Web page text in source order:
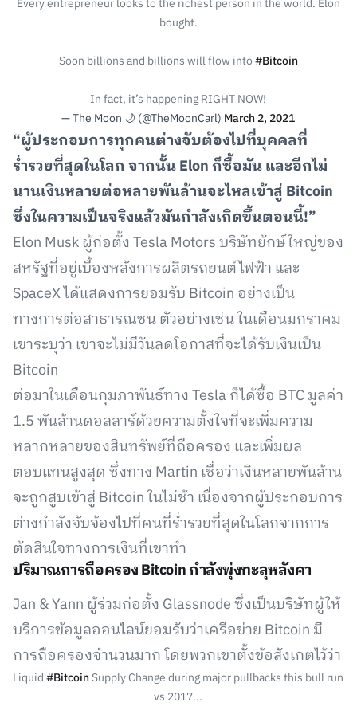
bought.
Soon billions and billions will flow into#Bitcoin
In fact, it’s happening RIGHT NOW!
— The Moon 🌙 (@TheMoonCarl) March 2, 2021
“ผู้ประกอบการทุกคนต่างจับต้องไปที่บุคคลที่
ร่ำรวยที่สุดในโลก จากนั้น Elon ก็ซื้อมัน และอีกไม่
นานเงินหลายต่อหลายพันล้านจะไหลเข้าสู่ Bitcoin
ซึ่งในความเป็นจริงแล้วมันกำลังเกิดขึ้นตอนนี้!”
Elon Musk ผู้ก่อตั้ง Tesla Motors บริษัทยักษ์ใหญ่ของ
สหรัฐที่อยู่เบื้องหลังการผลิตรถยนต์ไฟฟ้า และ
SpaceX ได้แสดงการยอมรับ Bitcoin อย่างเป็น
ทางการต่อสาธารณชน ตัวอย่างเช่น ในเดือนมกราคม
เขาระบุว่า เขาจะไม่มีวันลดโอกาสที่จะได้รับเงินเป็น
Bitcoin
ต่อมาในเดือนกุมภาพันธ์ทาง Tesla ก็ได้ซื้อ BTC มูลค่า
1.5 พันล้านดอลลาร์ด้วยความตั้งใจที่จะเพิ่มความ
หลากหลายของสินทรัพย์ที่ถือครอง และเพิ่มผล
ตอบแทนสูงสุด ซึ่งทาง Martin เชื่อว่าเงินหลายพันล้าน
จะถูกสูบเข้าสู่ Bitcoin ในไม่ช้า เนื่องจากผู้ประกอบการ
ต่างกำลังจับจ้องไปที่คนที่ร่ำรวยที่สุดในโลกจากการ
ตัดสินใจทางการเงินที่เขาทำ
ปริมาณการถือครอง Bitcoin กำลังพุ่งทะลุหลังคา
Jan & Yann ผู้ร่วมก่อตั้ง Glassnode ซึ่งเป็นบริษัทผู้ให้
บริการข้อมูลออนไลน์ยอมรับว่าเครือข่าย Bitcoin มี
การถือครองจำนวนมาก โดยพวกเขาตั้งข้อสังเกตไว้ว่า
Liquid#BitcoinSupply Change during major pullbacks this bull run
vs 2017...